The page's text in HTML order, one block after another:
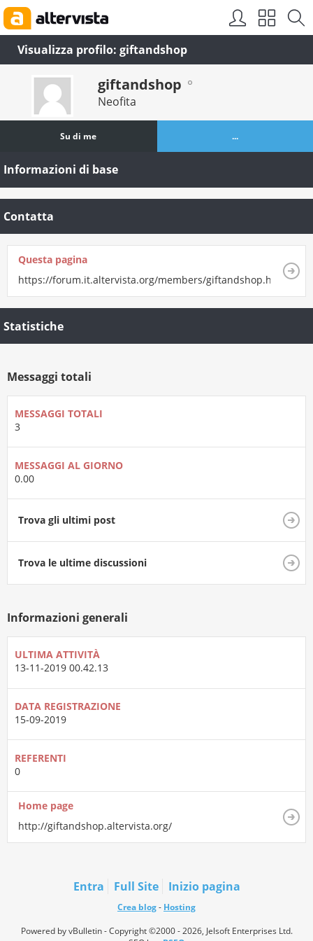
Visualizza profilo: giftandshop
giftandshop
Neofita
Su di me ...
Informazioni di base
Contatta
Questa pagina
https://forum.it.altervista.org/members/giftandshop.html
Statistiche
Messaggi totali
MESSAGGI TOTALI
3
MESSAGGI AL GIORNO
0.00
Trova gli ultimi post
Trova le ultime discussioni
Informazioni generali
ULTIMA ATTIVITÀ
13-11-2019 00.42.13
DATA REGISTRAZIONE
15-09-2019
REFERENTI
0
Home page
http://giftandshop.altervista.org/
Entra Full Site Inizio pagina
Crea blog- Hosting
Powered by vBulletin - Copyright ©2000 - 2026, Jelsoft Enterprises Ltd.